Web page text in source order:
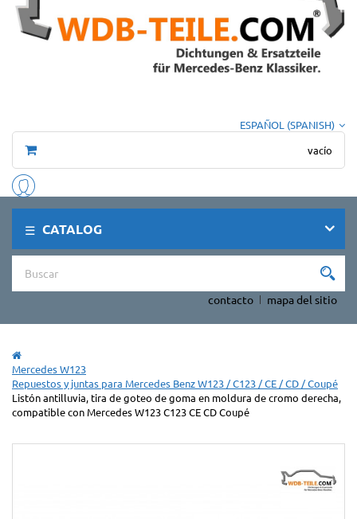
ESPAÑOL (SPANISH)
vacío
CATALOG
contacto mapa del sitio
Mercedes W123
Repuestos y juntas para Mercedes Benz W123 / C123 / CE / CD / Coupé
Listón antilluvia, tira de goteo de goma en moldura de cromo derecha,
compatible con Mercedes W123 C123 CE CD Coupé